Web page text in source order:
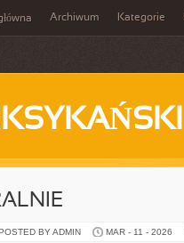
Archiwum Kategorie
BY ADMIN MAR - 11 - 2026